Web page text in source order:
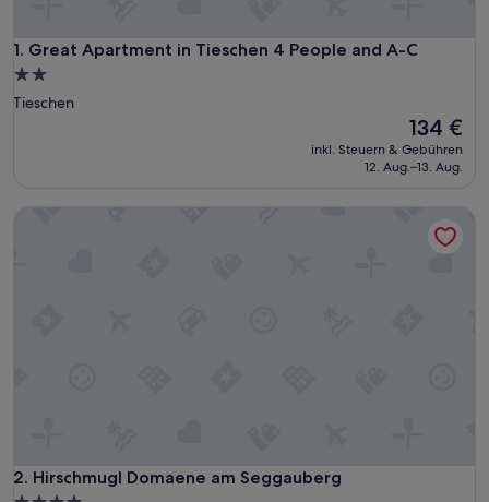
1. Great Apartment in Tieschen 4 People and A-C
Great Apartment in Tieschen 4 People and A-C
2.0-
Sterne-
Tieschen
Der
Preis
beträgt
134 €
inkl. Steuern & Gebühren
12. Aug.–13. Aug.
2. Hirschmugl Domaene am Seggauberg
Hirschmugl Domaene am Seggauberg